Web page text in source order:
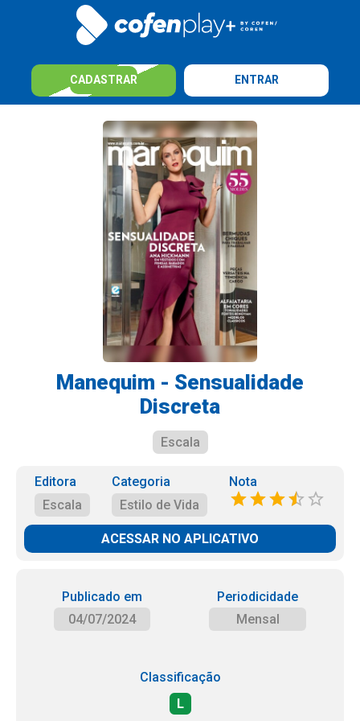
CADASTRAR ENTRAR
Manequim - Sensualidade
Discreta
Escala
Editora
Escala
Categoria
Estilo de Vida
Nota
ACESSAR NO APLICATIVO
Publicado em
04/07/2024
Periodicidade
Mensal
Classificação
L